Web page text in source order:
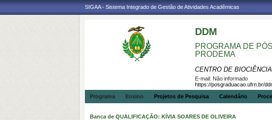
SIGAA - Sistema Integrado de Gestão de Atividades Acadêmicas
DDM
PROGRAMA DE
PRODEMA
CENTRO DE
E-mail: Não informado
https://posgraduacao.ufrn.br/
Programa
Ensino Projetos de Pesquisa Calendário
Banca de QUALIFICAÇÃO: KÍVIA SOARES DE OLIVEIRA